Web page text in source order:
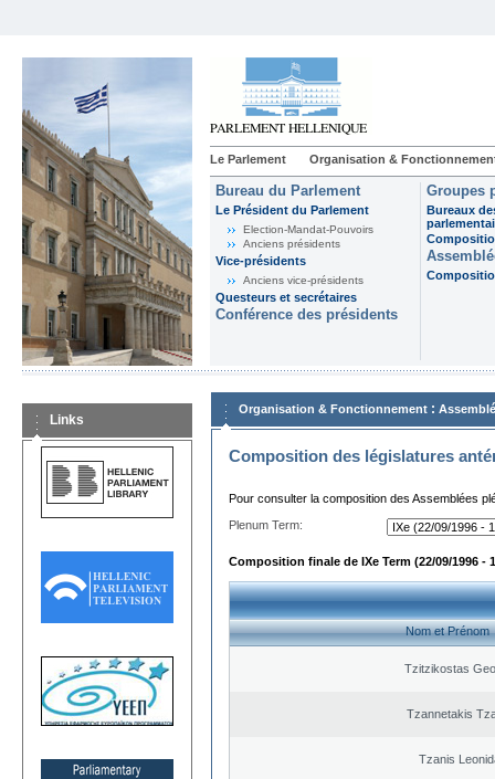
Le Parlement Organisation &
Bureau du Parlement
Le Président du Parlement
Election-Mandat-Pouvoirs
Anciens présidents
Vice-présidents
Anciens vice-présidents
Questeurs et secrétaires
Conférence des présidents
Groupes
Bureaux
Links
Organisation & Fonctionnement :
Composition des législatures
Pour consulter la composition des Assemblées
Plenum Term:
Composition finale de IXe Term (22/09/1996 -
Nom et Prénom
Tzitzikostas
Tzannetakis
Tzanis